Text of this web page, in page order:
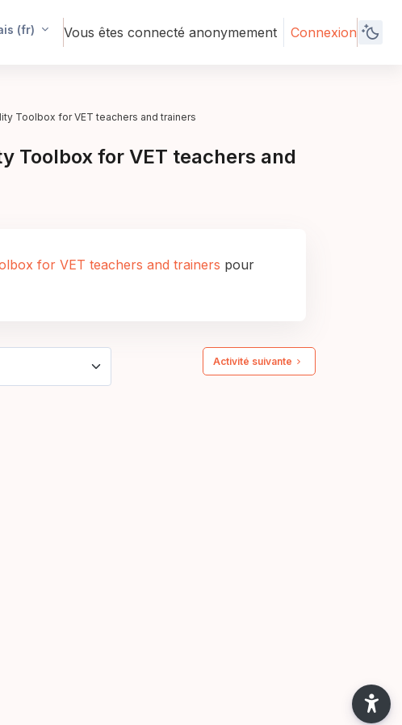
‎(fr)‎ Vous êtes connecté anonymement Connexion
Toolbox for VET teachers and trainers
Toolbox for VET teachers and
for VET teachers and trainers pour
Activité suivante